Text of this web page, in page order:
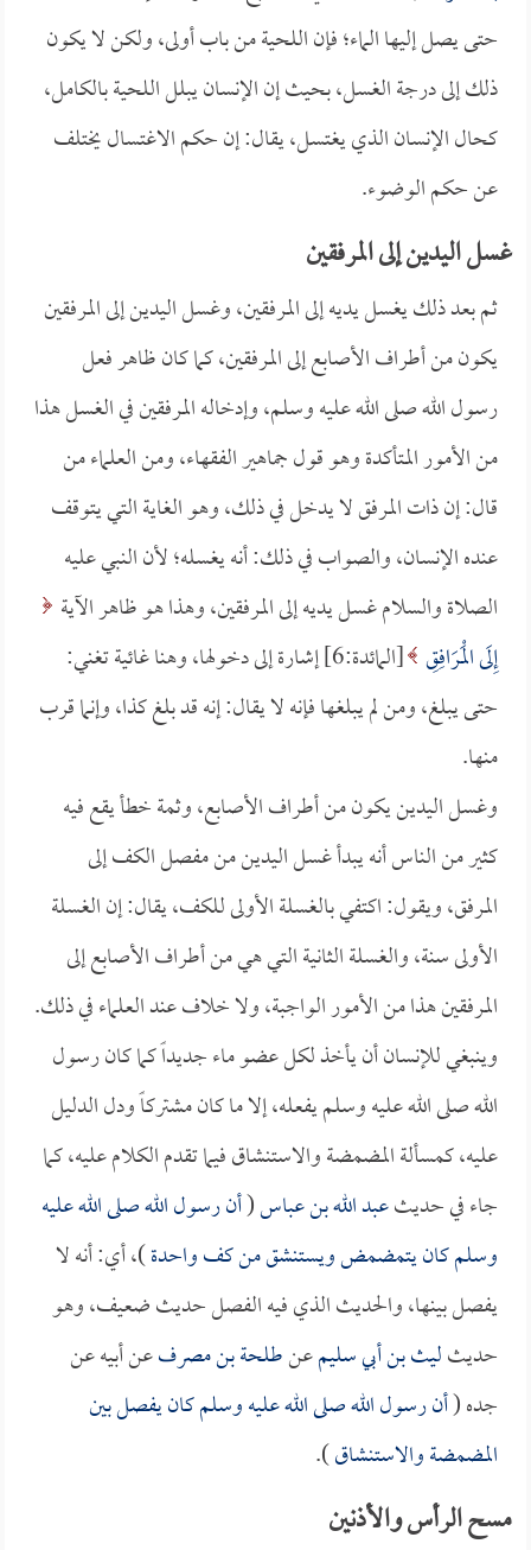
حتى يصل إليها الماء؛ فإن اللحية من باب أولى، ولكن لا يكون
ذلك إلى درجة الغسل، بحيث إن الإنسان يبلل اللحية بالكامل،
كحال الإنسان الذي يغتسل، يقال: إن حكم الاغتسال يختلف
عن حكم الوضوء.
غسل اليدين إلى المرفقين
ثم بعد ذلك يغسل يديه إلى المرفقين، وغسل اليدين إلى المرفقين
يكون من أطراف الأصابع إلى المرفقين، كما كان ظاهر فعل
رسول الله صلى الله عليه وسلم، وإدخاله المرفقين في الغسل هذا
من الأمور المتأكدة وهو قول جماهير الفقهاء، ومن العلماء من
قال: إن ذات المرفق لا يدخل في ذلك، وهو الغاية التي يتوقف
عنده الإنسان، والصواب في ذلك: أنه يغسله؛ لأن النبي عليه
الصلاة والسلام غسل يديه إلى المرفقين، وهذا هو ظاهر الآية
إِلَى الْمَرَافِقِ
[المائدة:6] إشارة إلى دخولها، وهنا غائية تغني:
حتى يبلغ، ومن لم يبلغها فإنه لا يقال: إنه قد بلغ كذا، وإنما قرب
منها.
وغسل اليدين يكون من أطراف الأصابع، وثمة خطأ يقع فيه
كثير من الناس أنه يبدأ غسل اليدين من مفصل الكف إلى
المرفق، ويقول: اكتفي بالغسلة الأولى للكف، يقال: إن الغسلة
الأولى سنة، والغسلة الثانية التي هي من أطراف الأصابع إلى
المرفقين هذا من الأمور الواجبة، ولا خلاف عند العلماء في ذلك.
وينبغي للإنسان أن يأخذ لكل عضو ماء جديداً كما كان رسول
الله صلى الله عليه وسلم يفعله، إلا ما كان مشتركاً ودل الدليل
عليه، كمسألة المضمضة والاستنشاق فيما تقدم الكلام عليه، كما
جاء في حديثعبد الله بن عباس(أن رسول الله صلى الله عليه
وسلم كان يتمضمض ويستنشق من كف واحدة)، أي: أنه لا
يفصل بينها، والحديث الذي فيه الفصل حديث ضعيف، وهو
حديثليث بن أبي سليمعنطلحة بن مصرفعن أبيه عن
جده (أن رسول الله صلى الله عليه وسلم كان يفصل بين
المضمضة والاستنشاق).
مسح الرأس والأذنين